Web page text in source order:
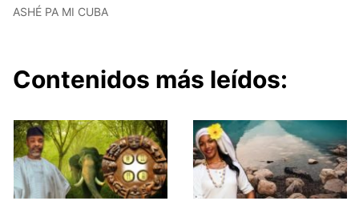
ASHÉ PA MI CUBA
Contenidos más leídos: